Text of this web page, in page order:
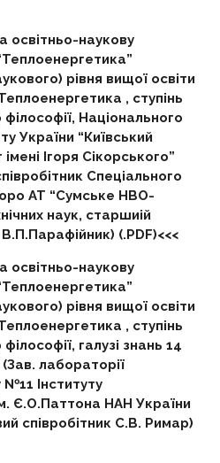
освітньо-наукову
рівня вищої освіти
, ступінь
Національного
України “Київський
імені Ігоря Сікорського”
Спеціального
АТ “Сумське НВО-
наук, старшиій
В.П.Парафійник) (.PDF)<<<
освітньо-наукову
рівня вищої освіти
, ступінь
галузі знань 14
лабораторії
№11 Інституту
Є.О.Паттона НАН України
співробітник С.В. Римар)